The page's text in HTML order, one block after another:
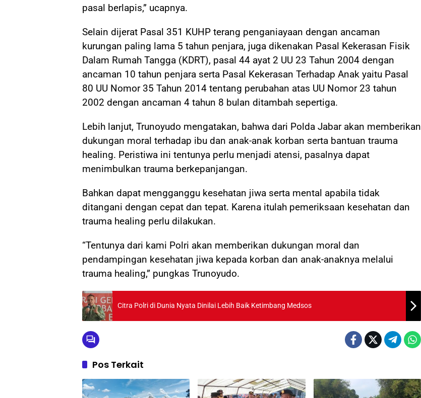
pasal berlapis,” ucapnya.
Selain dijerat Pasal 351 KUHP terang penganiayaan dengan ancaman
kurungan paling lama 5 tahun penjara, juga dikenakan Pasal Kekerasan Fisik
Dalam Rumah Tangga (KDRT), pasal 44 ayat 2 UU 23 Tahun 2004 dengan
ancaman 10 tahun penjara serta Pasal Kekerasan Terhadap Anak yaitu Pasal
80 UU Nomor 35 Tahun 2014 tentang perubahan atas UU Nomor 23 tahun
2002 dengan ancaman 4 tahun 8 bulan ditambah sepertiga.
Lebih lanjut, Trunoyudo mengatakan, bahwa dari Polda Jabar akan memberikan
dukungan moral terhadap ibu dan anak-anak korban serta bantuan trauma
healing. Peristiwa ini tentunya perlu menjadi atensi, pasalnya dapat
menimbulkan trauma berkepanjangan.
Bahkan dapat mengganggu kesehatan jiwa serta mental apabila tidak
ditangani dengan cepat dan tepat. Karena itulah pemeriksaan kesehatan dan
trauma healing perlu dilakukan.
“Tentunya dari kami Polri akan memberikan dukungan moral dan
pendampingan kesehatan jiwa kepada korban dan anak-anaknya melalui
trauma healing,” pungkas Trunoyudo.
Citra Polri di Dunia Nyata Dinilai Lebih Baik Ketimbang Medsos
Pos Terkait